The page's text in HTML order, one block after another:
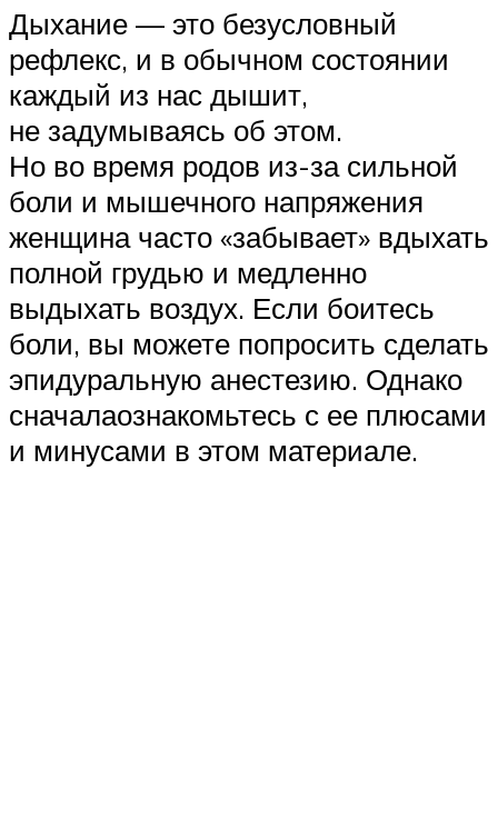
Дыхание — это безусловный
рефлекс, и в обычном состоянии
каждый из нас дышит,
не задумываясь об этом.
Но во время родов из-за сильной
боли и мышечного напряжения
женщина часто «забывает» вдыхать
полной грудью и медленно
выдыхать воздух. Если боитесь
боли, вы можете попросить сделать
эпидуральную анестезию. Однако
сначалаознакомьтесь с ее плюсами
и минусами в этом материале.